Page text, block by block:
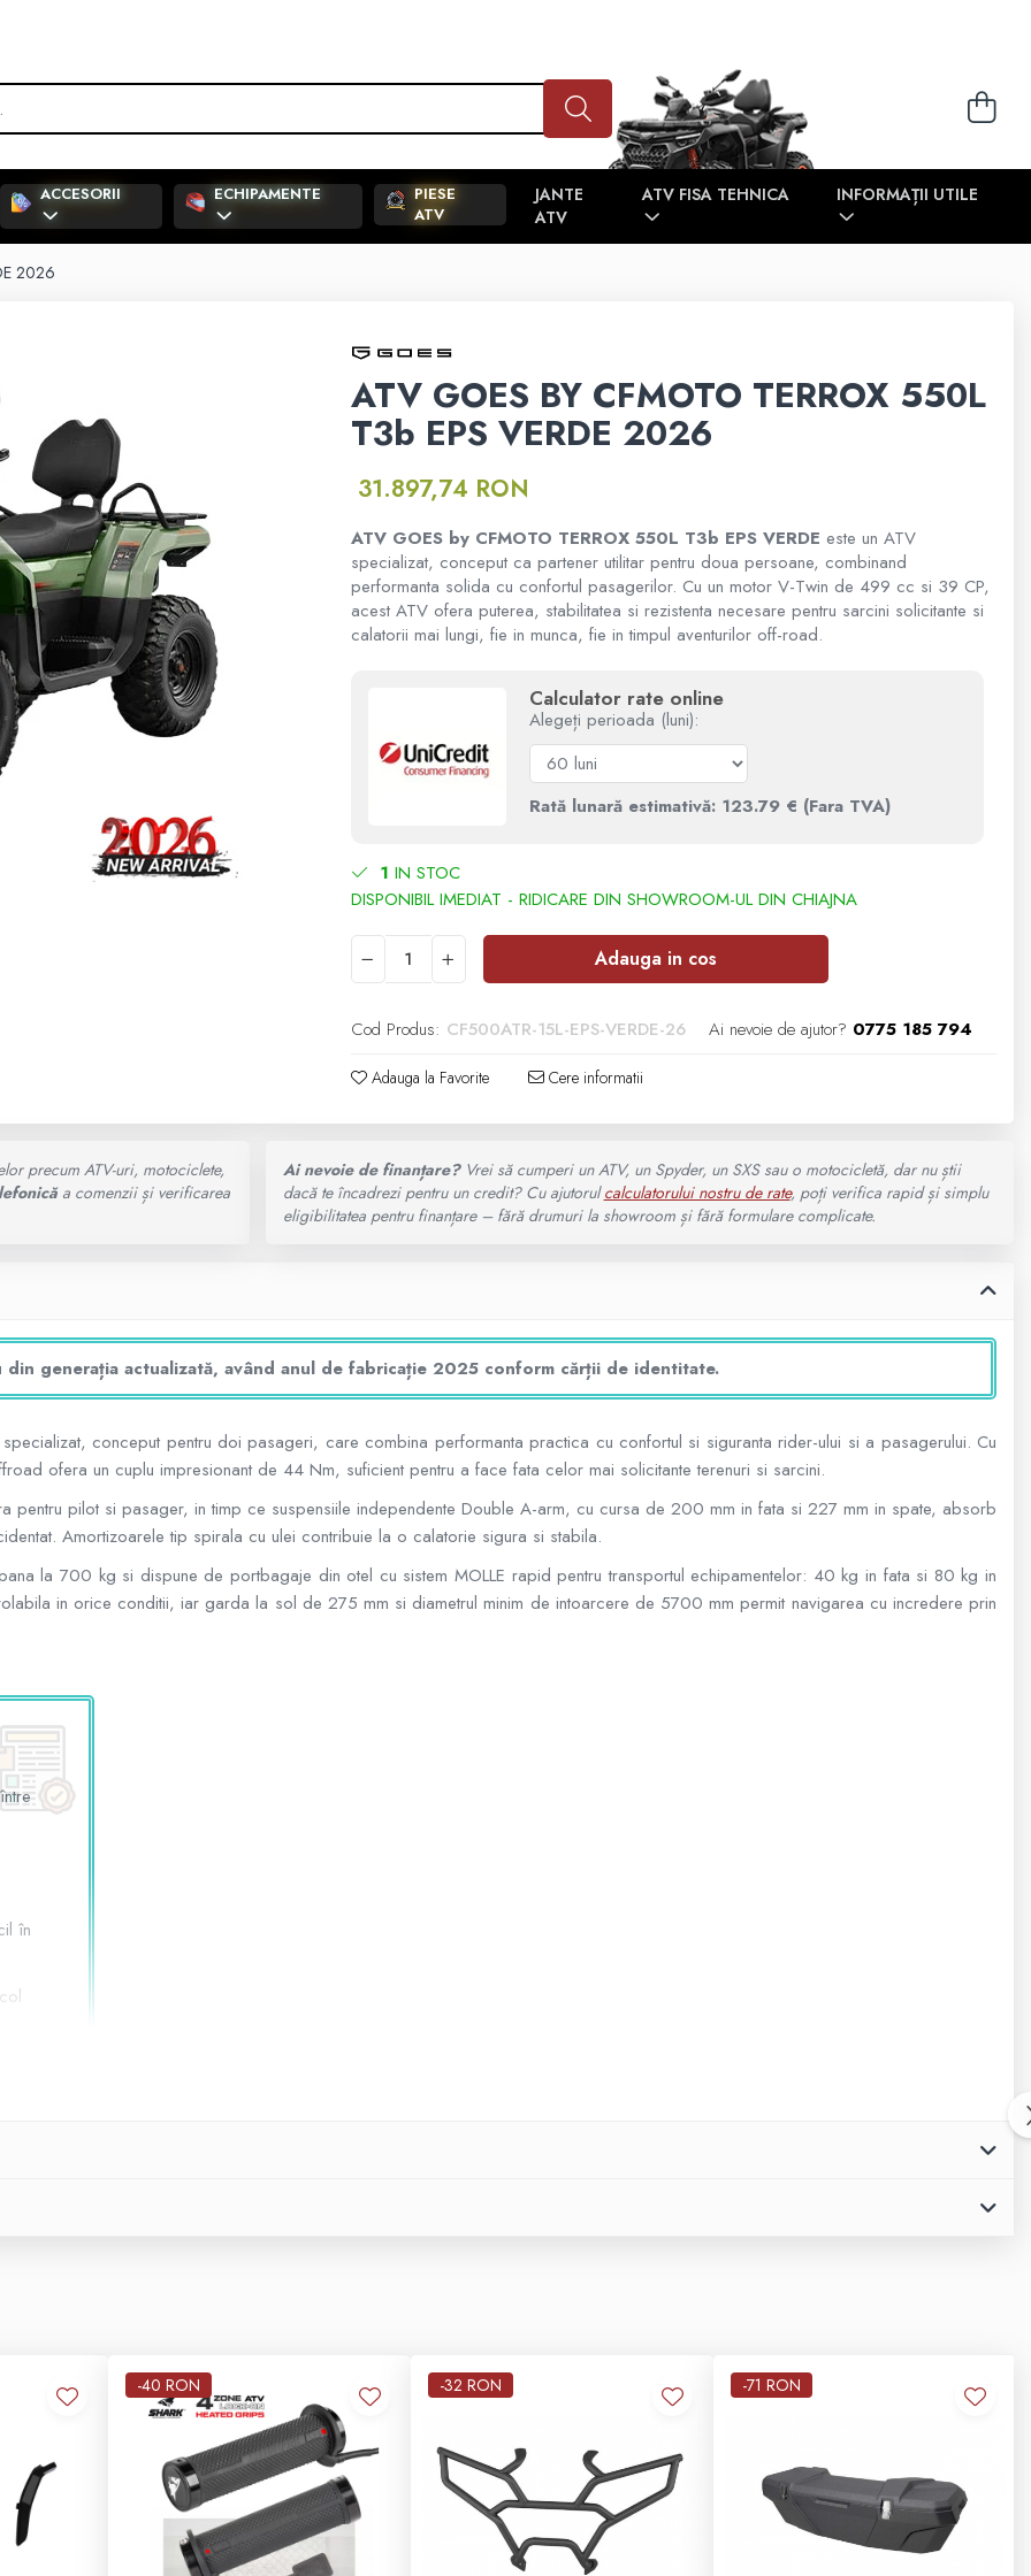
ACCESORII ECHIPAMENTE
PIESE
ATV
JANTE
ATV
ATV FISA TEHNICA INFORMAȚII UTILE
2026
ATV GOES BY CFMOTO TERROX 550L
T3b EPS VERDE 2026
31.897,74 RON
ATV GOES by CFMOTO TERROX 550L T3b EPS VERDE este un ATV
specializat, conceput ca partener utilitar pentru doua persoane, combinand
performanta solida cu confortul pasagerilor. Cu un motor V-Twin de 499 cc si 39 CP,
acest ATV ofera puterea, stabilitatea si rezistenta necesare pentru sarcini solicitante si
calatorii mai lungi, fie in munca, fie in timpul aventurilor off-road.
Calculator rate online
Alegeți perioada (luni):
Rată lunară estimativă: 123.79 € (Fara TVA)
1 IN STOC
Adauga in cos
Cod Produs: CF500ATR-15L-EPS-VERDE-26 Ai nevoie de ajutor? 0775 185 794
Adauga la Favorite Cere informatii
precum ATV-uri, motociclete,
a comenzii și verificarea
Ai nevoie de finanțare?Vrei să cumperi un ATV, un Spyder, un SXS sau o motocicletă, dar nu știi
dacă te încadrezi pentru un credit? Cu ajutorulcalculatorului nostru de rate, poți verifica rapid și simplu
eligibilitatea pentru finanțare – fără drumuri la showroom și fără formulare complicate.
generația actualizată, având anul de fabricație 2025 conform cărții de identitate.
conceput pentru doi pasageri, care combina performanta practica cu confortul si siguranta rider-ului si a pasagerului. Cu
ofera un cuplu impresionant de 44 Nm, suficient pentru a face fata celor mai solicitante terenuri si sarcini.
pentru pilot si pasager, in timp ce suspensiile independente Double A-arm, cu cursa de 200 mm in fata si 227 mm in spate, absorb
Amortizoarele tip spirala cu ulei contribuie la o calatorie sigura si stabila.
la 700 kg si dispune de portbagaje din otel cu sistem MOLLE rapid pentru transportul echipamentelor: 40 kg in fata si 80 kg in
in orice conditii, iar garda la sol de 275 mm si diametrul minim de intoarcere de 5700 mm permit navigarea cu incredere prin
în
01 MOTOR 02 DIMENSIUNI
Motor:
MONOCILINDRIC, 4
TIMPI, BOSCH EFI
Răcire:
LICHID
-40 RON -32 RON -71 RON